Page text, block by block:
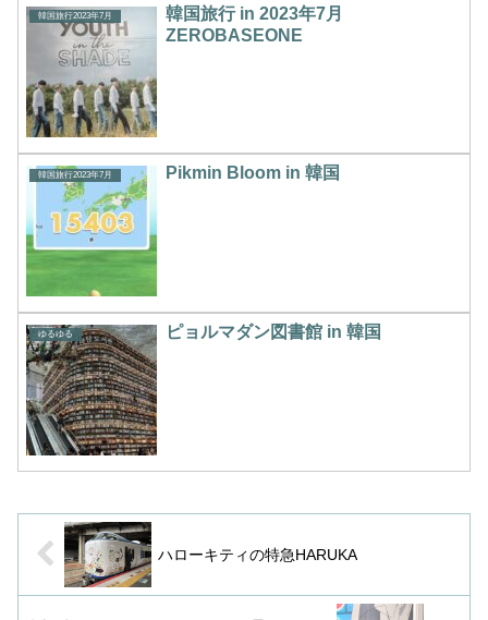
韓国旅行2023年7月
韓国旅行 in 2023年7月
ZEROBASEONE
韓国旅行2023年7月 Pikmin Bloom in 韓国
ゆるゆる ピョルマダン図書館 in 韓国
ハローキティの特急HARUKA